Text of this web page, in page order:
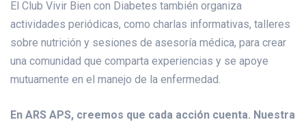
El Club Vivir Bien con Diabetes también organiza
actividades periódicas, como charlas informativas, talleres
sobre nutrición y sesiones de asesoría médica, para crear
una comunidad que comparta experiencias y se apoye
mutuamente en el manejo de la enfermedad.
En ARS APS, creemos que cada acción cuenta. Nuestra